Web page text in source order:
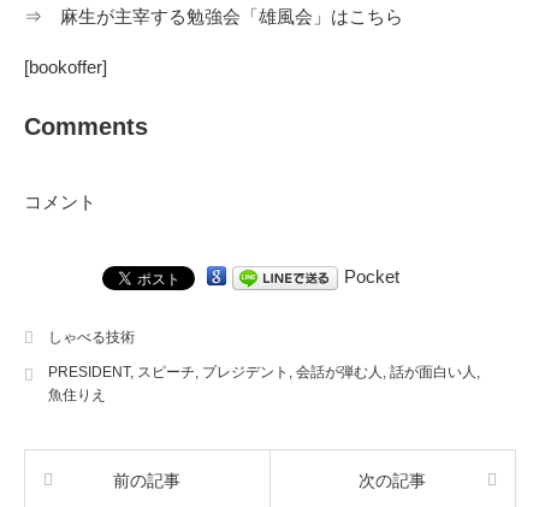
⇒ 麻生が主宰する勉強会「雄風会」はこちら
[bookoffer]
Comments
コメント
Pocket
しゃべる技術
PRESIDENT, スピーチ プレジデント 会話が弾む人 話が面白い人
魚住りえ
前の記事 次の記事